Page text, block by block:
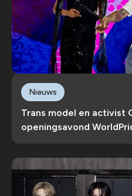
Trans model en activist
openingsavond
Nieuws